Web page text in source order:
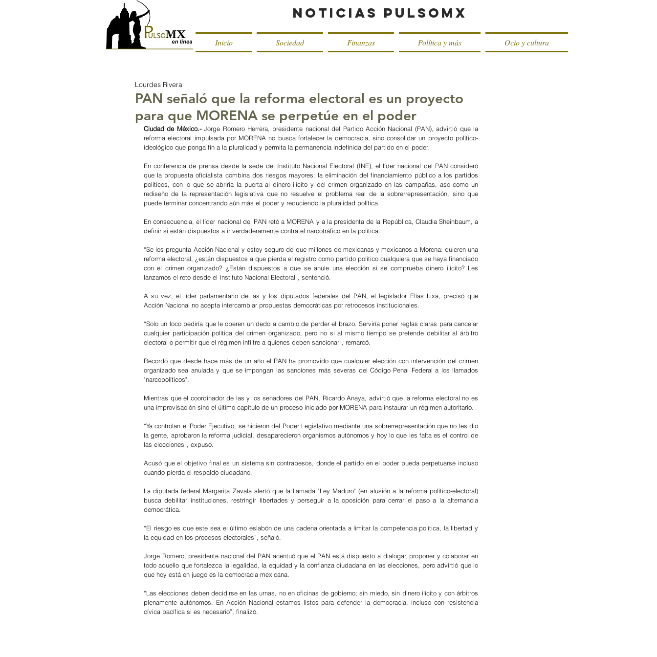
Noticias PulsoMX
Inicio Sociedad Finanzas Política y más Ocio y cultura
PAN señaló que la reforma electoral es un proyecto
para que MORENA se perpetúe en el poder
Lourdes Rivera
Ciudad de México.- Jorge Romero Herrera, presidente nacional del Partido Acción Nacional (PAN), advirtió que la
reforma electoral impulsada por MORENA no busca fortalecer la democracia, sino consolidar un proyecto político-
ideológico que ponga fin a la pluralidad y permita la permanencia indefinida del partido en el poder.
En conferencia de prensa desde la sede del Instituto Nacional Electoral (INE), el líder nacional del PAN consideró
que la propuesta oficialista combina dos riesgos mayores: la eliminación del financiamiento público a los partidos
políticos, con lo que se abriría la puerta al dinero ilícito y del crimen organizado en las campañas, aso como un
rediseño de la representación legislativa que no resuelve el problema real de la sobrerrepresentación, sino que
puede terminar concentrando aún más el poder y reduciendo la pluralidad política.
En consecuencia, el líder nacional del PAN retó a MORENA y a la presidenta de la República, Claudia Sheinbaum, a
definir si están dispuestos a ir verdaderamente contra el narcotráfico en la política.
“Se los pregunta Acción Nacional y estoy seguro de que millones de mexicanas y mexicanos a Morena: quieren una
reforma electoral, ¿están dispuestos a que pierda el registro como partido político cualquiera que se haya financiado
con el crimen organizado? ¿Están dispuestos a que se anule una elección si se comprueba dinero ilícito? Les
lanzamos el reto desde el Instituto Nacional Electoral”, sentenció.
A su vez, el líder parlamentario de las y los diputados federales del PAN, el legislador Elías Lixa, precisó que
Acción Nacional no acepta intercambiar propuestas democráticas por retrocesos institucionales.
“Solo un loco pediría que le operen un dedo a cambio de perder el brazo. Serviría poner reglas claras para cancelar
cualquier participación política del crimen organizado, pero no si al mismo tiempo se pretende debilitar al árbitro
electoral o permitir que el régimen infiltre a quienes deben sancionar”, remarcó.
Recordó que desde hace más de un año el PAN ha promovido que cualquier elección con intervención del crimen
organizado sea anulada y que se impongan las sanciones más severas del Código Penal Federal a los llamados
"narcopolíticos".
Mientras que el coordinador de las y los senadores del PAN, Ricardo Anaya, advirtió que la reforma electoral no es
una improvisación sino el último capítulo de un proceso iniciado por MORENA para instaurar un régimen autoritario.
“Ya controlan el Poder Ejecutivo, se hicieron del Poder Legislativo mediante una sobrerrepresentación que no les dio
la gente, aprobaron la reforma judicial, desaparecieron organismos autónomos y hoy lo que les falta es el control de
las elecciones”, expuso.
Acusó que el objetivo final es un sistema sin contrapesos, donde el partido en el poder pueda perpetuarse incluso
cuando pierda el respaldo ciudadano.
La diputada federal Margarita Zavala alertó que la llamada "Ley Maduro" (en alusión a la reforma político-electoral)
busca debilitar instituciones, restringir libertades y perseguir a la oposición para cerrar el paso a la alternancia
democrática.
“El riesgo es que este sea el último eslabón de una cadena orientada a limitar la competencia política, la libertad y
la equidad en los procesos electorales”, señaló.
Jorge Romero, presidente nacional del PAN acentuó que el PAN está dispuesto a dialogar, proponer y colaborar en
todo aquello que fortalezca la legalidad, la equidad y la confianza ciudadana en las elecciones, pero advirtió que lo
que hoy está en juego es la democracia mexicana.
“Las elecciones deben decidirse en las urnas, no en oficinas de gobierno; sin miedo, sin dinero ilícito y con árbitros
plenamente autónomos. En Acción Nacional estamos listos para defender la democracia, incluso con resistencia
cívica pacífica si es necesario”, finalizó.